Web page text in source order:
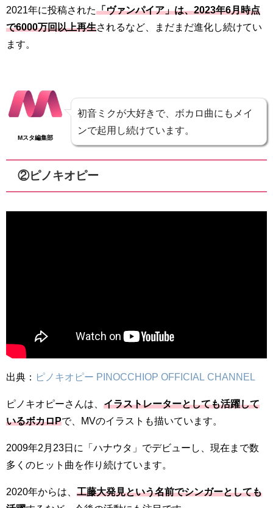
2021年に投稿された「ヴァンパイア」は、2023年6月時点
で6000万回以上再生されるなど、まだまだ進化し続けてい
ます。
Mスタ編集部
初音ミクが大好きで、ボカロ曲にもメイ
ンで起用し続けています。
②ピノキオピー
出典： ピノキオピー PINOCCHIOP OFFICIAL CHANNEL
ピノキオピーさんは、 イラストレーターとしても活躍して
いるボカロPで、MVのイラストも描いています。
2009年2月23日に「ハナウタ」でデビューし、現在まで数
多くのヒット曲を作り続けています。
2020年からは、 工藤大発見という名前でシンガーとしても